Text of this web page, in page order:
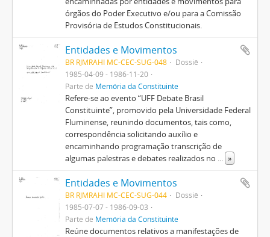
órgãos do Poder Executivo e/ou para a Comissão
Provisória de Estudos Constitucionais.
Entidades e Movimentos
BR RJMRAHI MC-CEC-SUG-048
Dossiê
1985-04-09 - 1986-11-20
Parte de Memória da Constituinte
Refere-se ao evento “UFF Debate Brasil
Constituinte”, promovido pela Universidade Federal
Fluminense, reunindo documentos, tais como,
correspondência solicitando auxílio e
encaminhando programação transcrição de
algumas palestras e debates realizados no ... »
Entidades e Movimentos
BR RJMRAHI MC-CEC-SUG-044
Dossiê
1985-07-07 - 1986-09-03
Parte de Memória da Constituinte
Reúne documentos relativos a manifestações de